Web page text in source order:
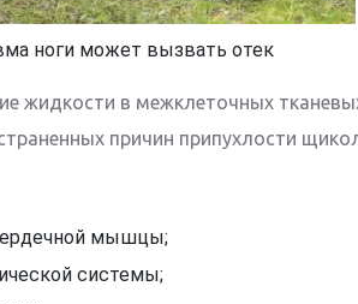
ноги может вызвать отек
жидкости в межклеточных
причин припухлости
мышцы;
системы;